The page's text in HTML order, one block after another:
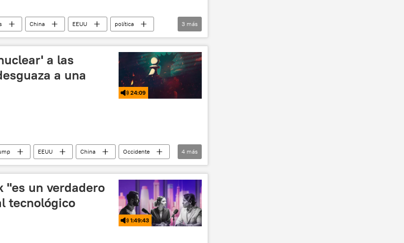
China EEUU
política
3 más
a las
a una
24:09
EEUU China
Occidente
DeepSeek
4 más
"es un verdadero
tecnológico
1:49:43